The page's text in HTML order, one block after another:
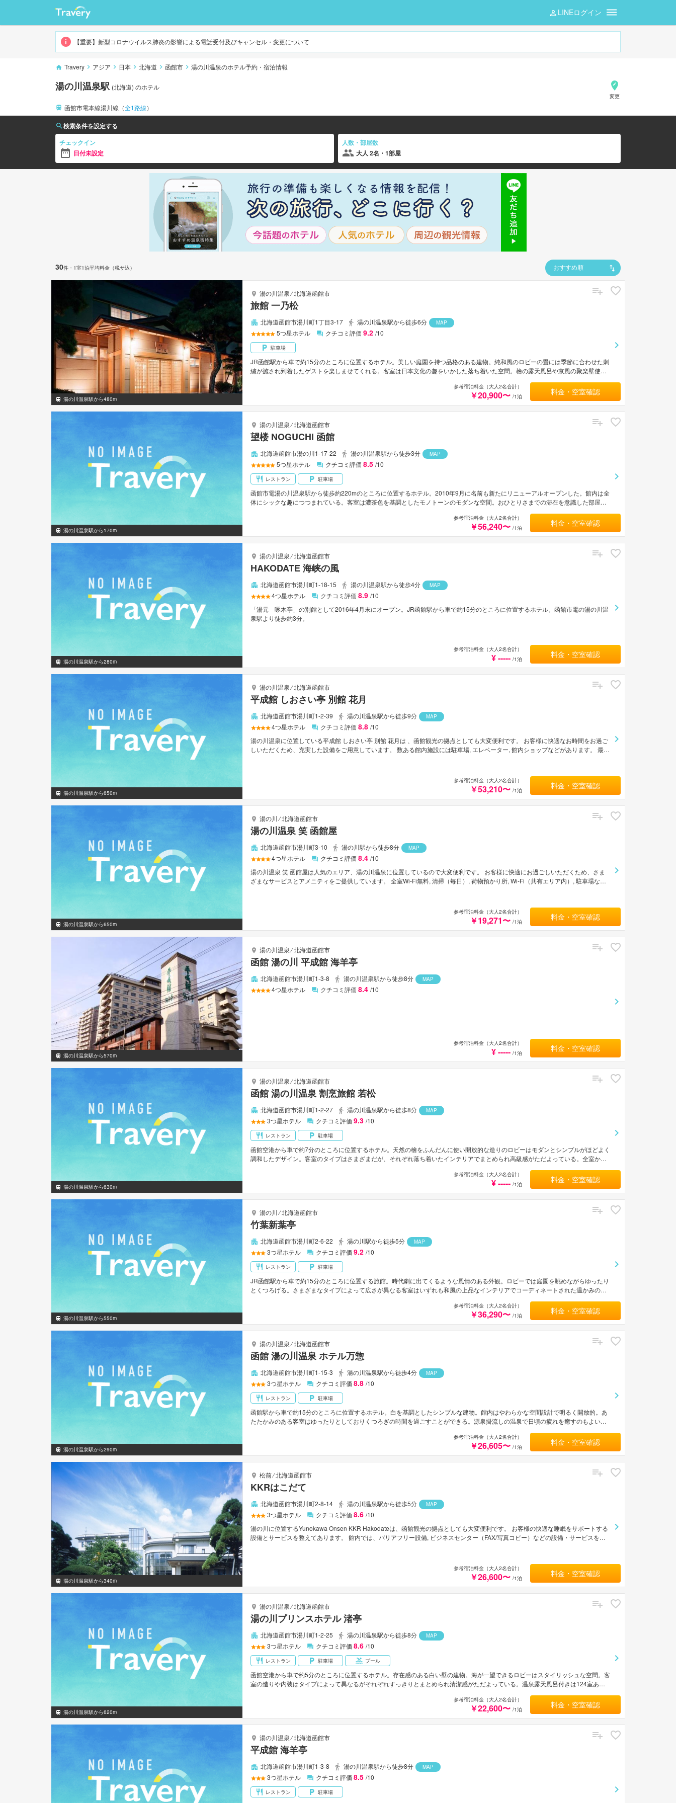
LINEログイン
【重要】新型コロナウイルス肺炎の影響による電話受付及びキャンセル・変更について
Travery アジア 日本 北海道 函館市 湯の川温泉のホテル予約・宿泊情報
湯の川温泉駅 (北海道) のホテル
変更
函館市電本線湯川線 （全1路線）
検索条件を設定する
チェックイン
日付未設定
人数・部屋数
大人 2名・1部屋
30件 ・1室1泊平均料金（税サ込） おすすめ順
湯の川温泉⁄北海道函館市
旅館 一乃松
北海道函館市湯川町1丁目3-17 湯の川温泉駅から徒歩6分 MAP
5つ星ホテル クチコミ評価9.2 /10
駐車場
JR函館駅から車で約15分のところに位置するホテル。美しい庭園を持つ品格のある建物。純和風のロビーの畳には季節に合わせた刺
繍が施され到着したゲストを楽しませてくれる。客室は日本文化の趣をいかした落ち着いた空間。檜の露天風呂や京風の聚楽壁使用
湯の川温泉駅から480m
参考宿泊料金（大人2名合計）
￥20,900〜 /1泊 料金・空室確認
湯の川温泉⁄北海道函館市
望楼 NOGUCHI 函館
北海道函館市湯の川1-17-22 湯の川温泉駅から徒歩3分 MAP
5つ星ホテル クチコミ評価8.5 /10
レストラン 駐車場
函館市電湯の川温泉駅から徒歩約220mのところに位置するホテル。2010年9月に名前も新たにリニューアルオープンした。館内は全
体にシックな趣につつまれている。客室は濃茶色を基調としたモノトーンのモダンな空間。おひとりさまでの滞在を意識した部屋や
ろぐのもよい。エステサロンは女性専用。函館駅へは車で約15分。函館空港から車で約10分。
湯の川温泉駅から170m
参考宿泊料金（大人2名合計）
￥56,240〜 /1泊 料金・空室確認
湯の川温泉⁄北海道函館市
HAKODATE 海峡の風
北海道函館市湯川町1-18-15 湯の川温泉駅から徒歩4分 MAP
4つ星ホテル クチコミ評価8.9 /10
「湯元 啄木亭」の別館として2016年4月末にオープン。JR函館駅から車で約15分のところに位置するホテル。函館市電の湯の川温
泉駅より徒歩約3分。
湯の川温泉駅から280m
参考宿泊料金（大人2名合計）
¥ ----- /1泊 料金・空室確認
湯の川温泉⁄北海道函館市
平成館 しおさい亭 別館 花月
北海道函館市湯川町1-2-39 湯の川温泉駅から徒歩9分 MAP
4つ星ホテル クチコミ評価8.8 /10
湯の川温泉に位置している平成館 しおさい亭 別館 花月は 、函館観光の拠点としても大変便利です。 お客様に快適なお時間をお過ご
しいただくため、充実した設備をご用意しています。 数ある館内施設には駐車場, エレベーター, 館内ショップなどがあります。 最高
湯の川温泉駅から650m
参考宿泊料金（大人2名合計）
￥53,210〜 /1泊 料金・空室確認
湯の川⁄北海道函館市
湯の川温泉 笑 函館屋
北海道函館市湯川町3-10 湯の川駅から徒歩8分 MAP
4つ星ホテル クチコミ評価8.4 /10
湯の川温泉 笑 函館屋は人気のエリア、湯の川温泉に位置しているので大変便利です。 お客様に快適にお過ごしいただくため、さま
ざまなサービスとアメニティをご提供しています。 全室Wi-Fi無料, 清掃（毎日）, 荷物預かり所, Wi-Fi（共有エリア内）, 駐車場など
湯の川温泉駅から650m
参考宿泊料金（大人2名合計）
￥19,271〜 /1泊 料金・空室確認
湯の川温泉⁄北海道函館市
函館 湯の川 平成館 海羊亭
北海道函館市湯川町1-3-8 湯の川温泉駅から徒歩8分 MAP
4つ星ホテル クチコミ評価8.4 /10
湯の川温泉駅から570m
参考宿泊料金（大人2名合計）
¥ ----- /1泊 料金・空室確認
湯の川温泉⁄北海道函館市
函館 湯の川温泉 割烹旅館 若松
北海道函館市湯川町1-2-27 湯の川温泉駅から徒歩8分 MAP
3つ星ホテル クチコミ評価 9.3 /10
レストラン 駐車場
函館空港から車で約7分のところに位置するホテル。天然の檜をふんだんに使い開放的な造りのロビーはモダンとシンプルがほどよく
調和したデザイン。客室のタイプはさまざまだが、それぞれ落ち着いたインテリアでまとめられ高級感がただよっている。全室から
湯の川温泉駅から630m
参考宿泊料金（大人2名合計）
¥ ----- /1泊 料金・空室確認
湯の川⁄北海道函館市
竹葉新葉亭
北海道函館市湯川町2-6-22 湯の川駅から徒歩5分 MAP
3つ星ホテル クチコミ評価 9.2 /10
レストラン 駐車場
JR函館駅から車で約15分のところに位置する旅館。時代劇に出てくるような風情のある外観。ロビーでは庭園を眺めながらゆったり
とくつろげる。さまざまなタイプによって広さが異なる客室はいずれも和風の上品なインテリアでコーディネートされた温かみのあ
湯の川温泉駅から550m
参考宿泊料金（大人2名合計）
￥36,290〜 /1泊 料金・空室確認
湯の川温泉⁄北海道函館市
函館 湯の川温泉 ホテル万惣
北海道函館市湯川町1-15-3 湯の川温泉駅から徒歩4分 MAP
3つ星ホテル クチコミ評価 8.8 /10
レストラン 駐車場
函館駅から車で約15分のところに位置するホテル。白を基調としたシンプルな建物。館内はやわらかな空間設計で明るく開放的。あ
たたかみのある客室はゆったりとしておりくつろぎの時間を過ごすことができる。源泉掛流しの温泉で日頃の疲れを癒すのもよい。
湯の川温泉駅から290m
参考宿泊料金（大人2名合計）
￥26,605〜 /1泊 料金・空室確認
松前⁄北海道函館市
KKRはこだて
北海道函館市湯川町2-8-14 湯の川温泉駅から徒歩5分 MAP
3つ星ホテル クチコミ評価 8.6 /10
湯の川に位置するYunokawa Onsen KKR Hakodateは、函館観光の拠点としても大変便利です。 お客様の快適な睡眠をサポートする
設備とサービスを整えてあります。 館内では、バリアフリー設備, ビジネスセンター（FAX/写真コピー）などの設備・サービスを多
ふれる設備・サービスを兼ね揃えたYunokawa Onsen KKR Hakodateは、多くの人に選ばれています。
湯の川温泉駅から340m
参考宿泊料金（大人2名合計）
￥26,600〜 /1泊 料金・空室確認
湯の川温泉⁄北海道函館市
湯の川プリンスホテル 渚亭
北海道函館市湯川町1-2-25 湯の川温泉駅から徒歩8分 MAP
3つ星ホテル クチコミ評価 8.6 /10
レストラン 駐車場 プール
函館空港から車で約5分のところに位置するホテル。存在感のある白い壁の建物。海が一望できるロビーはスタイリッシュな空間。客
室の造りや内装はタイプによって異なるがそれぞれすっきりとまとめられ清潔感がただよっている。温泉露天風呂付きは124室あり
湯の川温泉駅から620m
参考宿泊料金（大人2名合計）
￥22,600〜 /1泊 料金・空室確認
湯の川温泉⁄北海道函館市
平成館 海羊亭
北海道函館市湯川町1-3-8 湯の川温泉駅から徒歩8分 MAP
3つ星ホテル クチコミ評価 8.5 /10
レストラン 駐車場